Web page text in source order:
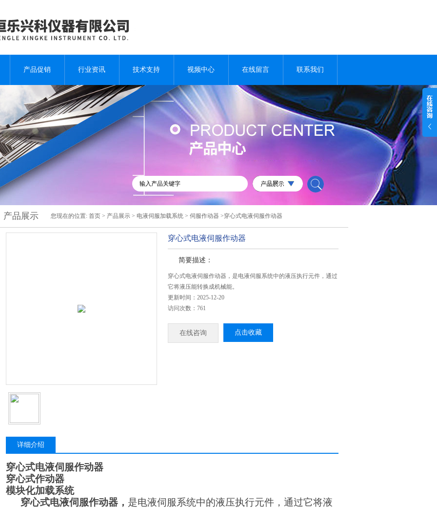
产品促销 行业资讯 技术支持 视频中心 在线留言 联系我们
产品展示 您现在的位置: 首页 > 产品展示 > 电液伺服加载系统 > 伺服作动器 >穿心式电液伺服作动器
穿心式电液伺服作动器
简要描述：
穿心式电液伺服作动器，是电液伺服系统中的液压执行元件，通过
它将液压能转换成机械能。
更新时间：2025-12-20
访问次数：761
在线咨询 点击收藏
详细介绍
穿心式电液伺服作动器
穿心式作动器
模块化加载系统
穿心式电液伺服作动器 ， 是电液伺服系统中的液压执行元件，通过它将液